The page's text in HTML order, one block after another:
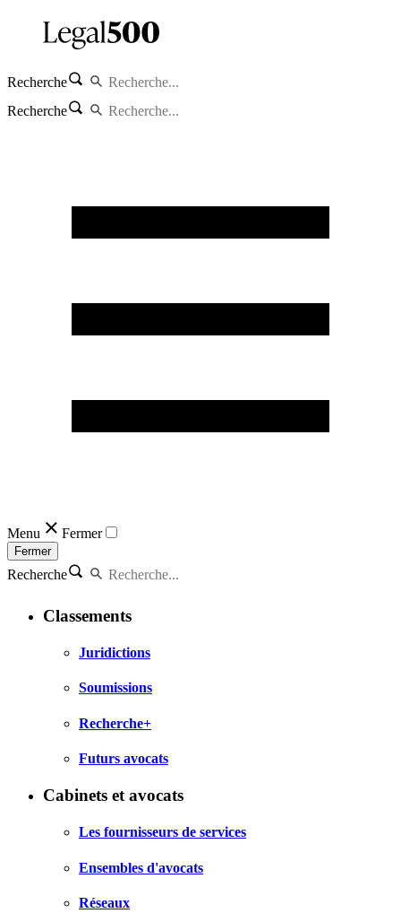
Recherche
Recherche
Menu Fermer
Fermer
Recherche
Classements
Juridictions
Soumissions
Recherche+
Futurs avocats
Cabinets et avocats
Les fournisseurs de services
Ensembles d'avocats
Réseaux